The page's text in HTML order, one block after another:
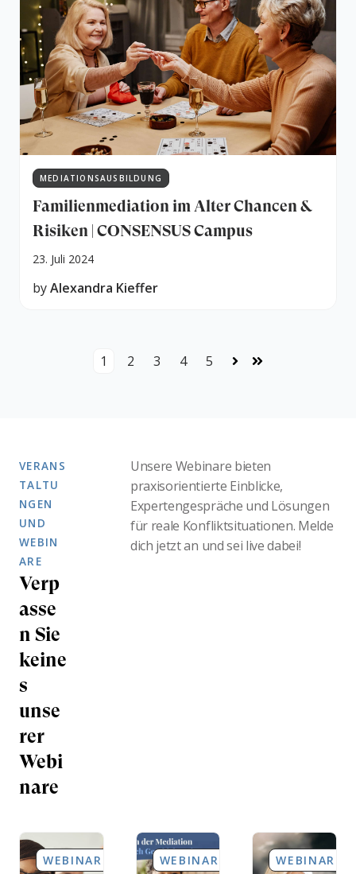
MEDIATIONSAUSBILDUNG
Familienmediation im Alter Chancen &
Risiken | CONSENSUS Campus
23. Juli 2024
byAlexandra Kieffer
1 2 3 4 5 WeiterLetzte
VERANS
TALTU
NGEN
UND
WEBIN
ARE
Verp
asse
n Sie
keine
s
unse
rer
Webi
nare
Unsere Webinare bieten
praxisorientierte Einblicke,
Expertengespräche und Lösungen
für reale Konfliktsituationen. Melde
dich jetzt an und sei live dabei!
WEBINARE WEBINARE WEBINARE